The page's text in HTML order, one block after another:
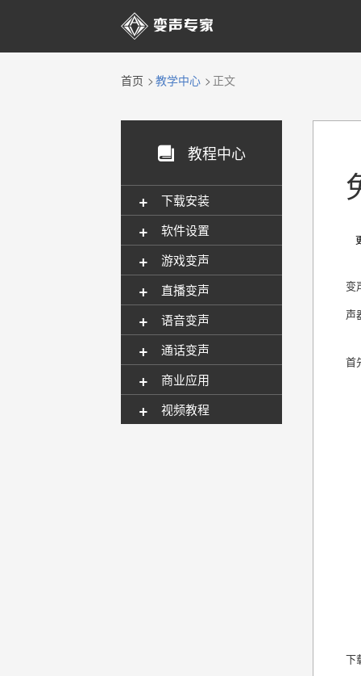

首页 教学中心 正文
 教程中心
下载安装
+
软件设置
+
游戏变声
+
直播变声
+
语音变声
+
通话变声
+
商业应用
+
视频教程
+
变
声
首
下